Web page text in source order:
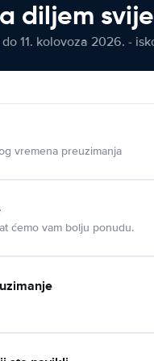
diljem
11. kolovoza 2026. -
vremena preuzimanja
ćemo vam bolju ponudu.